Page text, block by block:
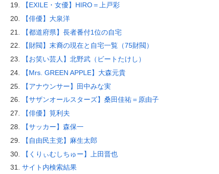
【EXILE・女優】HIRO＝上戸彩
【俳優】大泉洋
【都道府県】長者番付1位の自宅
【財閥】末裔の現在と自宅一覧（75財閥）
【お笑い芸人】北野武（ビートたけし）
【Mrs. GREEN APPLE】大森元貴
【アナウンサー】田中みな実
【サザンオールスターズ】桑田佳祐＝原由子
【俳優】筧利夫
【サッカー】森保一
【自由民主党】麻生太郎
【くりぃむしちゅー】上田晋也
サイト内検索結果